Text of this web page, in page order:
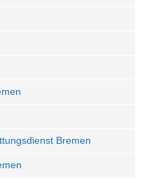
Bremen